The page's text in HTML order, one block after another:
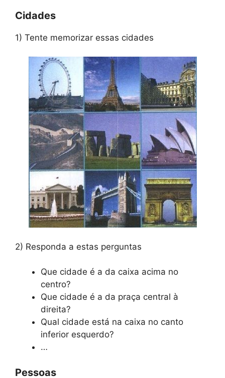
Cidades
1) Tente memorizar essas cidades
2) Responda a estas perguntas
Que cidade é a da caixa acima no
centro?
Que cidade é a da praça central à
direita?
Qual cidade está na caixa no canto
inferior esquerdo?
…
Pessoas